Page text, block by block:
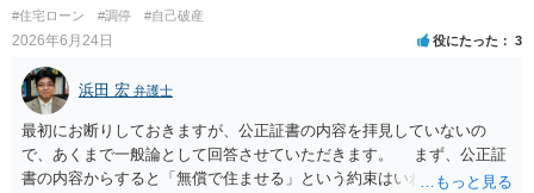
#住宅ローン #調停 #自己破産
2026年6月24日 役にたった 3
浜田 宏 弁護士
最初にお断りしておきますが、公正証書の内容を拝見していないの
で、あくまで一般論として回答させていただきます。 まず、公正証
書の内容からすると「無償で住ませる」という約束はいわゆる使用貸